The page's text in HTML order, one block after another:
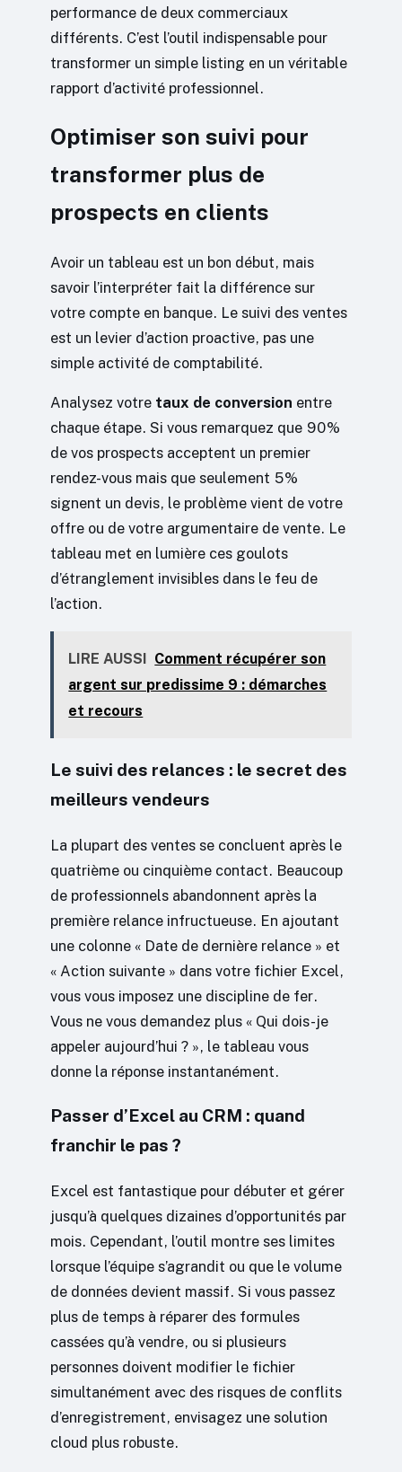
performance de deux commerciaux
différents. C’est l’outil indispensable pour
transformer un simple listing en un véritable
rapport d’activité professionnel.
Optimiser son suivi pour
transformer plus de
prospects en clients
Avoir un tableau est un bon début, mais
savoir l’interpréter fait la différence sur
votre compte en banque. Le suivi des ventes
est un levier d’action proactive, pas une
simple activité de comptabilité.
Analysez votre taux de conversion entre
chaque étape. Si vous remarquez que 90%
de vos prospects acceptent un premier
rendez-vous mais que seulement 5%
signent un devis, le problème vient de votre
offre ou de votre argumentaire de vente. Le
tableau met en lumière ces goulots
d’étranglement invisibles dans le feu de
l’action.
LIRE AUSSI Comment récupérer son
argent sur predissime 9 : démarches
et recours
Le suivi des relances : le secret des
meilleurs vendeurs
La plupart des ventes se concluent après le
quatrième ou cinquième contact. Beaucoup
de professionnels abandonnent après la
première relance infructueuse. En ajoutant
une colonne « Date de dernière relance » et
« Action suivante » dans votre fichier Excel,
vous vous imposez une discipline de fer.
Vous ne vous demandez plus « Qui dois-je
appeler aujourd’hui ? », le tableau vous
donne la réponse instantanément.
Passer d’Excel au CRM : quand
franchir le pas ?
Excel est fantastique pour débuter et gérer
jusqu’à quelques dizaines d’opportunités par
mois. Cependant, l’outil montre ses limites
lorsque l’équipe s’agrandit ou que le volume
de données devient massif. Si vous passez
plus de temps à réparer des formules
cassées qu’à vendre, ou si plusieurs
personnes doivent modifier le fichier
simultanément avec des risques de conflits
d’enregistrement, envisagez une solution
cloud plus robuste.